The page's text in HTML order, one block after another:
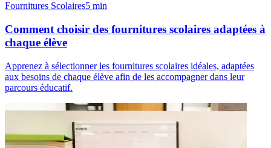
Fournitures Scolaires5 min
Comment choisir des fournitures scolaires adaptées à
chaque élève
Apprenez à sélectionner les fournitures scolaires idéales, adaptées
aux besoins de chaque élève afin de les accompagner dans leur
parcours éducatif.